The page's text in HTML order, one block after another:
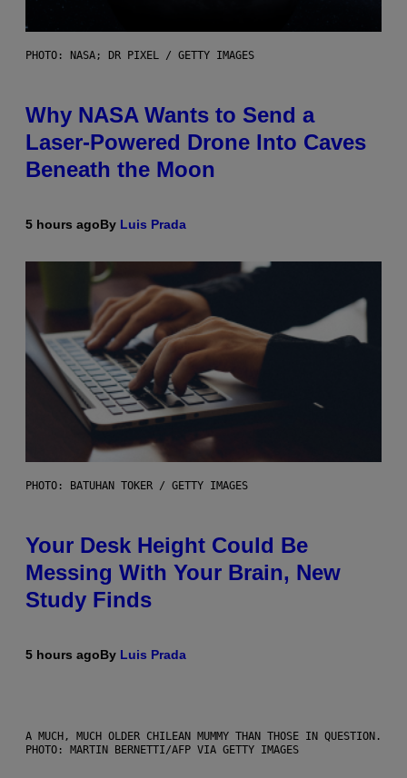
PHOTO: NASA; DR PIXEL / GETTY IMAGES
Why NASA Wants to Send a
Laser-Powered Drone Into Caves
Beneath the Moon
5 hours agoBy Luis Prada
PHOTO: BATUHAN TOKER / GETTY IMAGES
Your Desk Height Could Be
Messing With Your Brain, New
Study Finds
5 hours agoBy Luis Prada
A MUCH, MUCH OLDER CHILEAN MUMMY THAN THOSE IN QUESTION.
PHOTO: MARTIN BERNETTI/AFP VIA GETTY IMAGES